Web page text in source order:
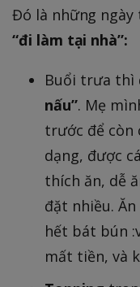
Đó là những ngày
“đi làm tại nhà”:
Buổi trưa thì
nấu”. Mẹ
trước để còn
dạng, được
thích ăn, dễ
đặt nhiều.
hết bát bún
mất tiền, và